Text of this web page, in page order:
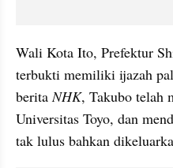
Wali Kota Ito, Prefektur
terbukti memiliki ijazah
berita NHK, Takubo telah
Universitas Toyo, dan
tak lulus bahkan